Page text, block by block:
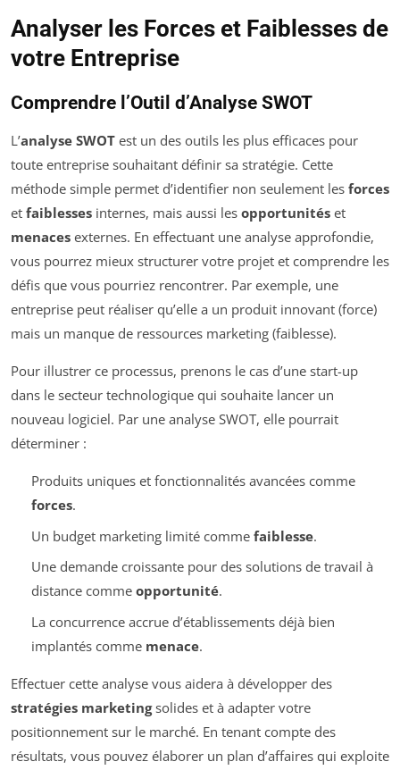
Analyser les Forces et Faiblesses de
votre Entreprise
Comprendre l’Outil d’Analyse SWOT
L’analyse SWOT est un des outils les plus efficaces pour
toute entreprise souhaitant définir sa stratégie. Cette
méthode simple permet d’identifier non seulement les forces
et faiblesses internes, mais aussi les opportunités et
menaces externes. En effectuant une analyse approfondie,
vous pourrez mieux structurer votre projet et comprendre les
défis que vous pourriez rencontrer. Par exemple, une
entreprise peut réaliser qu’elle a un produit innovant (force)
mais un manque de ressources marketing (faiblesse).
Pour illustrer ce processus, prenons le cas d’une start-up
dans le secteur technologique qui souhaite lancer un
nouveau logiciel. Par une analyse SWOT, elle pourrait
déterminer :
Produits uniques et fonctionnalités avancées comme
forces.
Un budget marketing limité comme faiblesse.
Une demande croissante pour des solutions de travail à
distance comme opportunité.
La concurrence accrue d’établissements déjà bien
implantés comme menace.
Effectuer cette analyse vous aidera à développer des
stratégies marketingsolides et à adapter votre
positionnement sur le marché. En tenant compte des
résultats, vous pouvez élaborer un plan d’affaires qui exploite